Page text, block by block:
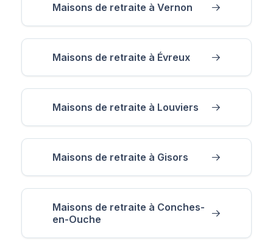
Maisons de retraite à Vernon
Maisons de retraite à Évreux
Maisons de retraite à Louviers
Maisons de retraite à Gisors
Maisons de retraite à Conches-
en-Ouche